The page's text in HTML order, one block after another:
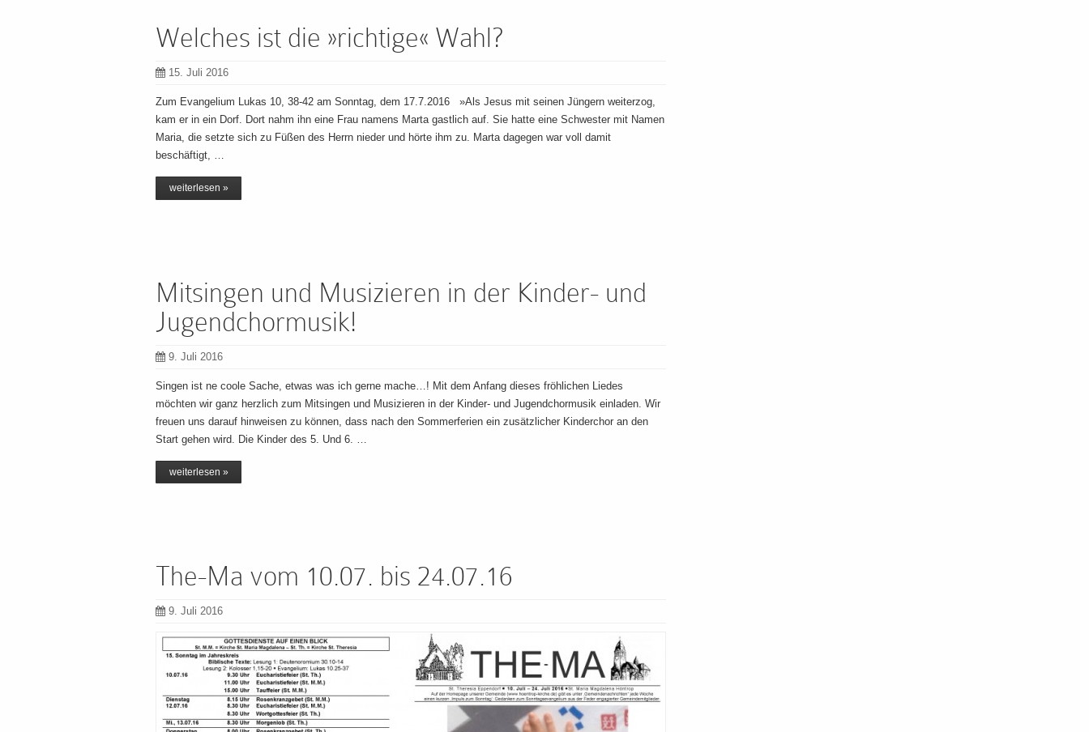
Welches ist die »richtige« Wahl?
15. Juli 2016
Zum Evangelium Lukas 10, 38-42 am Sonntag, dem 17.7.2016 »Als Jesus mit seinen Jüngern weiterzog,
kam er in ein Dorf. Dort nahm ihn eine Frau namens Marta gastlich auf. Sie hatte eine Schwester mit Namen
Maria, die setzte sich zu Füßen des Herrn nieder und hörte ihm zu. Marta dagegen war voll damit
beschäftigt, …
weiterlesen »
Mitsingen und Musizieren in der Kinder- und
Jugendchormusik!
9. Juli 2016
Singen ist ne coole Sache, etwas was ich gerne mache…! Mit dem Anfang dieses fröhlichen Liedes
möchten wir ganz herzlich zum Mitsingen und Musizieren in der Kinder- und Jugendchormusik einladen. Wir
freuen uns darauf hinweisen zu können, dass nach den Sommerferien ein zusätzlicher Kinderchor an den
Start gehen wird. Die Kinder des 5. Und 6. …
weiterlesen »
The-Ma vom 10.07. bis 24.07.16
9. Juli 2016